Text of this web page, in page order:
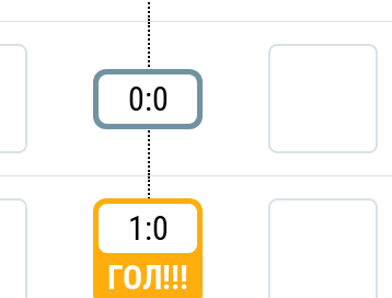
0:0
1:0
ГОЛ!!!